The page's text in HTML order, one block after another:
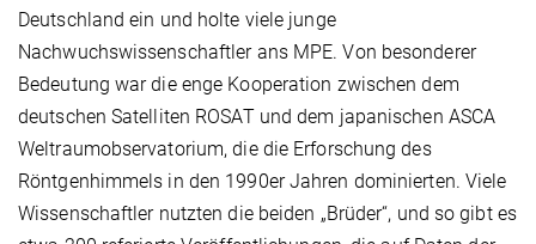
Deutschland ein und holte viele junge
Nachwuchswissenschaftler ans MPE. Von besonderer
Bedeutung war die enge Kooperation zwischen dem
deutschen Satelliten ROSAT und dem japanischen ASCA
Weltraumobservatorium, die die Erforschung des
Röntgenhimmels in den 1990er Jahren dominierten. Viele
Wissenschaftler nutzten die beiden „Brüder“, und so gibt es